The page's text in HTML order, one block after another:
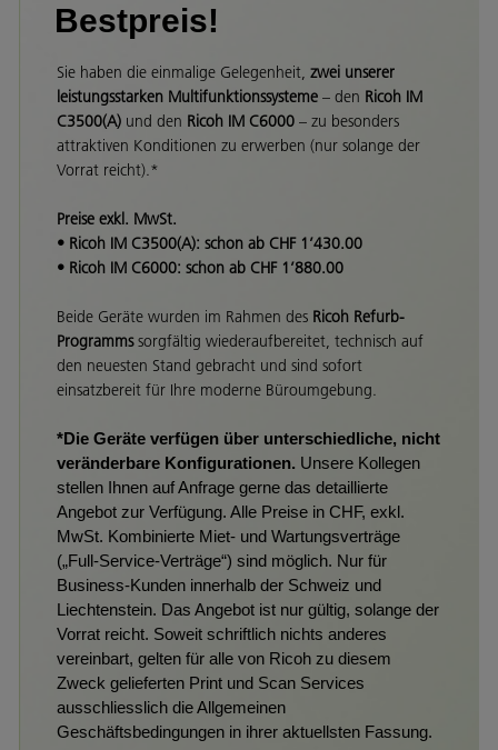
Bestpreis!
Sie haben die einmalige Gelegenheit, zwei unserer
leistungsstarken Multifunktionssysteme – den Ricoh IM
C3500(A) und den Ricoh IM C6000 – zu besonders
attraktiven Konditionen zu erwerben (nur solange der
Vorrat reicht).*
Preise exkl. MwSt.
• Ricoh IM C3500(A): schon ab CHF 1’430.00
• Ricoh IM C6000: schon ab CHF 1’880.00
Beide Geräte wurden im Rahmen des Ricoh Refurb-
Programmssorgfältig wiederaufbereitet, technisch auf
den neuesten Stand gebracht und sind sofort
einsatzbereit für Ihre moderne Büroumgebung.
*Die Geräte verfügen über unterschiedliche, nicht
veränderbare Konfigurationen. Unsere Kollegen
stellen Ihnen auf Anfrage gerne das detaillierte
Angebot zur Verfügung. Alle Preise in CHF, exkl.
MwSt. Kombinierte Miet- und Wartungsverträge
(„Full-Service-Verträge“) sind möglich. Nur für
Business-Kunden innerhalb der Schweiz und
Liechtenstein. Das Angebot ist nur gültig, solange der
Vorrat reicht. Soweit schriftlich nichts anderes
vereinbart, gelten für alle von Ricoh zu diesem
Zweck gelieferten Print und Scan Services
ausschliesslich die Allgemeinen
Geschäftsbedingungen in ihrer aktuellsten Fassung.